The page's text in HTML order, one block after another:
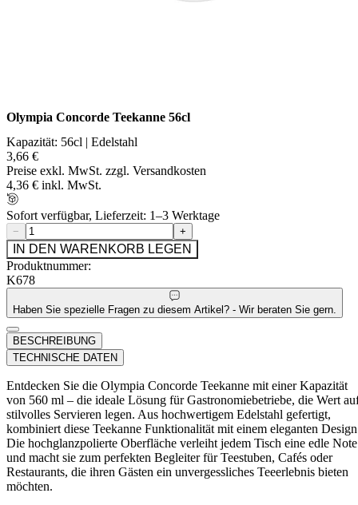
Olympia Concorde Teekanne 56cl
Kapazität: 56cl | Edelstahl
3,66 €
Preise exkl. MwSt. zzgl. Versandkosten
4,36 € inkl. MwSt.
Sofort verfügbar, Lieferzeit: 1–3 Werktage
− +
IN DEN WARENKORB LEGEN
Produktnummer:
K678
Haben Sie spezielle Fragen zu diesem Artikel? - Wir beraten Sie gern.
BESCHREIBUNG
TECHNISCHE DATEN
Entdecken Sie die Olympia Concorde Teekanne mit einer Kapazität
von 560 ml – die ideale Lösung für Gastronomiebetriebe, die Wert
stilvolles Servieren legen. Aus hochwertigem Edelstahl gefertigt,
kombiniert diese Teekanne Funktionalität mit einem eleganten
Die hochglanzpolierte Oberfläche verleiht jedem Tisch eine edle Note
und macht sie zum perfekten Begleiter für Teestuben, Cafés oder
Restaurants, die ihren Gästen ein unvergessliches Teeerlebnis bieten
möchten.